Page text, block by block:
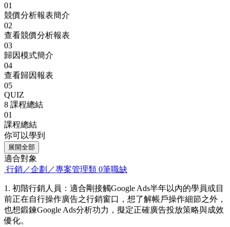
01
競價分析報表簡介
02
查看競價分析報表
03
歸因模式簡介
04
查看歸因報表
05
QUIZ
8 課程總結
01
課程總結
你可以學到
展開全部
適合對象
行銷／企劃／專案管理類 0筆職缺
1. 初階行銷人員：適合剛接觸Google Ads半年以內的學員或目
前正在自行操作廣告之行銷窗口，想了解帳戶操作細節之外，
也想鍛鍊Google Ads分析功力，擬定正確廣告投放策略與成效
優化。